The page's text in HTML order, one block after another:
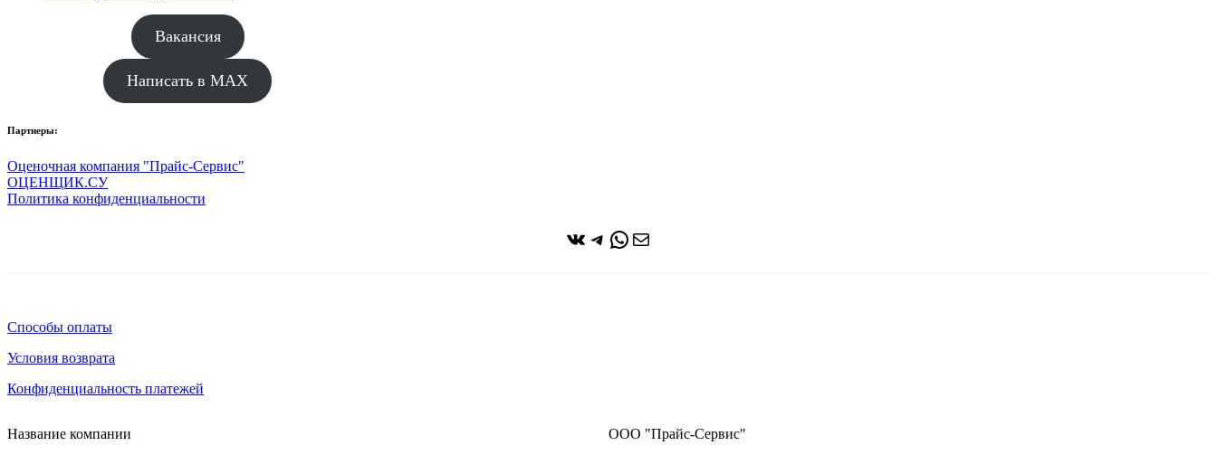
Вакансия
Написать в MAX
Партнеры:
Оценочная компания "Прайс-Сервис"
ОЦЕНЩИК.СУ
Политика конфиденциальности
ВКонтакте
Telegram
WhatsApp
Почта
Способы оплаты
Условия возврата
Конфиденциальность платежей
Название компании ООО "Прайс-Сервис"